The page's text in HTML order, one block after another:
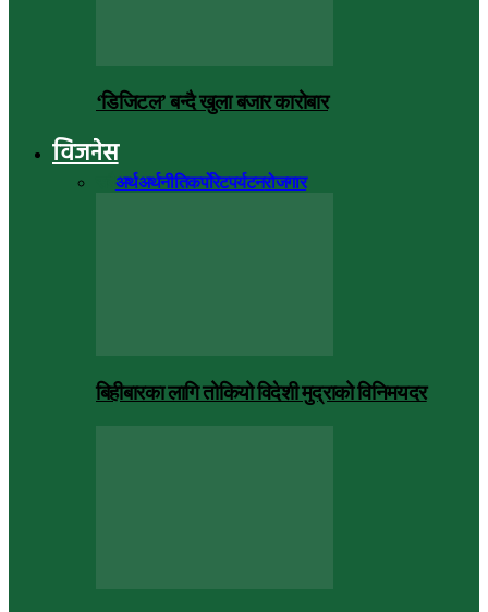
‘डिजिटल’ बन्दै खुला बजार कारोबार
विजनेस
अर्थअर्थनीतिकर्पोरेटपर्यटनरोजगार
बिहीबारका लागि तोकियो विदेशी मुद्राको विनिमयदर